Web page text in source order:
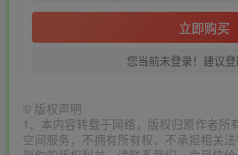
立即购买
您当前未登录！建议
© 版权声明
1、本内容转载于网络，版权归原作者所
空间服务，不拥有所有权，不承担相关